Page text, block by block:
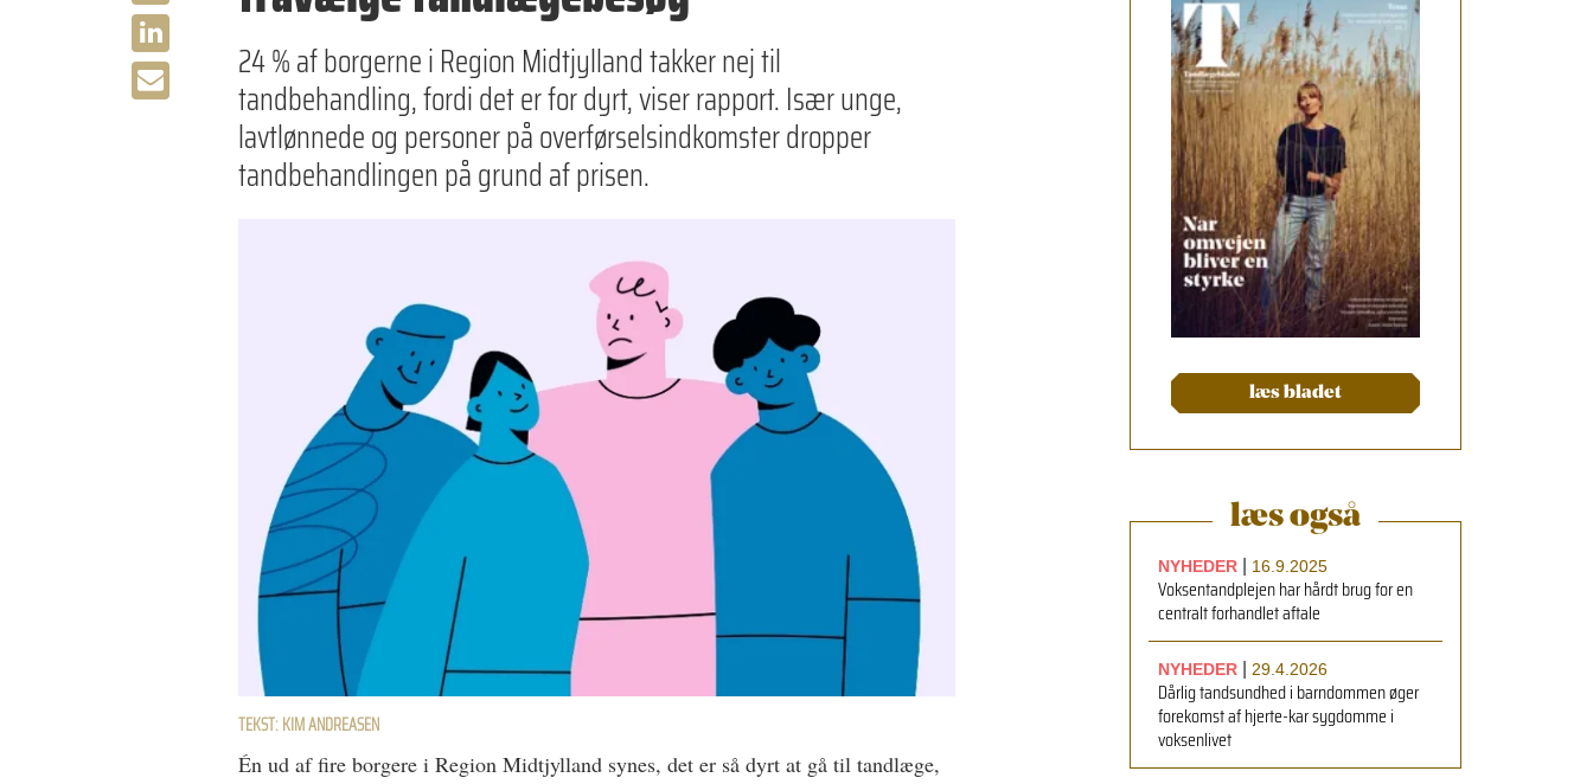
24 % af borgerne i Region Midtjylland takker nej til
tandbehandling, fordi det er for dyrt, viser rapport. Især unge,
lavtlønnede og personer på overførselsindkomster dropper
tandbehandlingen på grund af prisen.
TEKST: KIM ANDREASEN
Én ud af fire borgere i Region Midtjylland synes, det er så dyrt at gå til tandlæge,
læs bladet
læs også
NYHEDER| 16.9.2025
Voksentandplejen har hårdt brug for en
centralt forhandlet aftale
NYHEDER| 29.4.2026
Dårlig tandsundhed i barndommen øger
forekomst af hjerte-kar sygdomme i
voksenlivet